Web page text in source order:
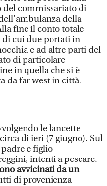
del commissariato di
della
fine il conto totale
di cui due portati in
e ad altre parti del
di particolare
in quella che si è
da far west in città.
le lancette
di ieri (7 giugno). Sul
e figlio
intenti a pescare.
avvicinati da un
di provenienza